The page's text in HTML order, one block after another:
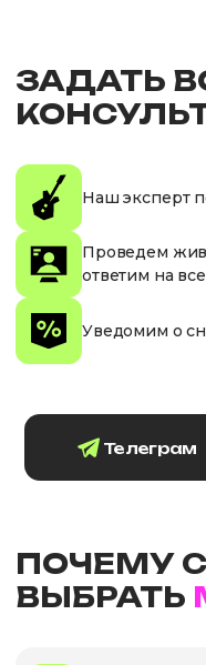
ЗАДАТЬ
Наш эксперт
Проведем
ответим на
Уведомим о
Телеграм
ПОЧЕМУ
ВЫБРАТЬ